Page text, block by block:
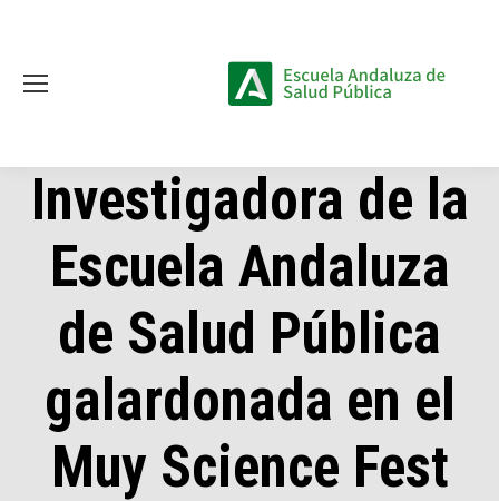
Investigadora de la
Escuela Andaluza
de Salud Pública
galardonada en el
Muy Science Fest